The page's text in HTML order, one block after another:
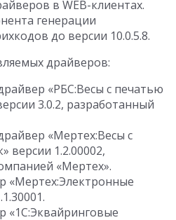
в WEB-клиентах.
генерации
до версии 10.0.5.8.
драйверов:
«РБС:Весы c печатью
3.0.2, разработанный
«Мертех:Весы с
версии 1.2.00002,
«Мертех».
«Мертех:Электронные
«1С:Эквайринговые